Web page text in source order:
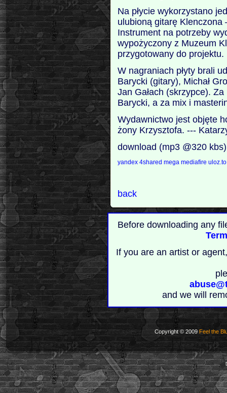
Na płycie wykorzystano
ulubioną gitarę Klenczona
Instrument na potrzeby
wypożyczony z Muzeum
przygotowany do projektu.
W nagraniach płyty brali
Barycki (gitary), Michał
Jan Gałach (skrzypce).
Barycki, a za mix i
Wydawnictwo jest objęte
żony Krzysztofa. ---
download (mp3 @320
yandex4sharedmegamediafire
back
Before downloading any
If you are an artist or
and we will
Copyright © 2009Feel the